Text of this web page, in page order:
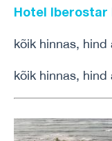
Hotel Iberostar
kõik hinnas, hind
kõik hinnas, hind